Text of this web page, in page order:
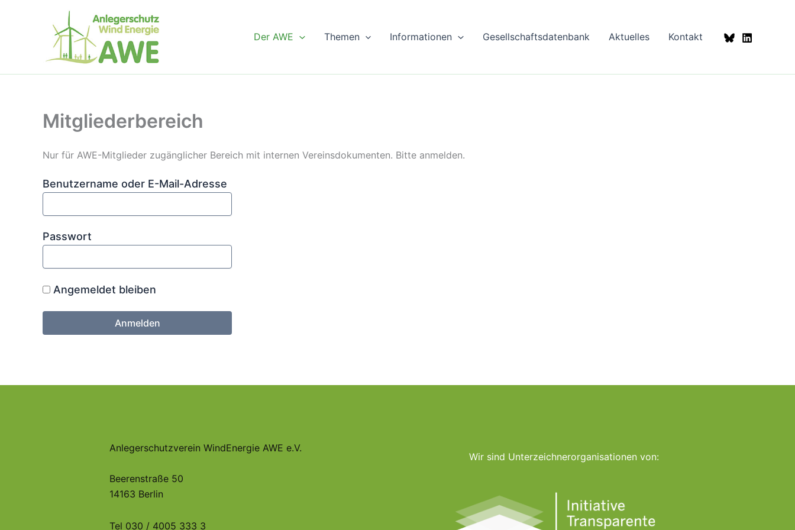
Der AWE Themen Informationen Gesellschaftsdatenbank Aktuelles Kontakt
Mitgliederbereich
Nur für AWE-Mitglieder zugänglicher Bereich mit internen Vereinsdokumenten. Bitte anmelden.
Benutzername oder E-Mail-Adresse
Passwort
Angemeldet bleiben
Anlegerschutzverein WindEnergie AWE e.V.
Beerenstraße 50
14163 Berlin
Tel 030 / 4005 333 3
Wir sind Unterzeichnerorganisationen von: